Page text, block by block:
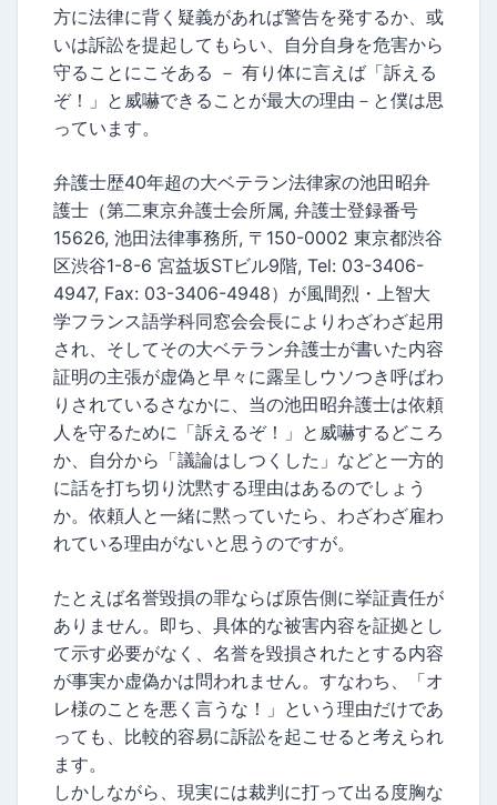
方に法律に背く疑義があれば警告を発するか、或
いは訴訟を提起してもらい、自分自身を危害から
守ることにこそある － 有り体に言えば「訴える
ぞ！」と威嚇できることが最大の理由－と僕は思
っています。
弁護士歴40年超の大ベテラン法律家の池田昭弁
護士（第二東京弁護士会所属, 弁護士登録番号
15626, 池田法律事務所, 〒150-0002 東京都渋谷
区渋谷1-8-6 宮益坂STビル9階, Tel: 03-3406-
4947, Fax: 03-3406-4948）が風間烈・上智大
学フランス語学科同窓会会長によりわざわざ起用
され、そしてその大ベテラン弁護士が書いた内容
証明の主張が虚偽と早々に露呈しウソつき呼ばわ
りされているさなかに、当の池田昭弁護士は依頼
人を守るために「訴えるぞ！」と威嚇するどころ
か、自分から「議論はしつくした」などと一方的
に話を打ち切り沈黙する理由はあるのでしょう
か。依頼人と一緒に黙っていたら、わざわざ雇わ
れている理由がないと思うのですが。
たとえば名誉毀損の罪ならば原告側に挙証責任が
ありません。即ち、具体的な被害内容を証拠とし
て示す必要がなく、名誉を毀損されたとする内容
が事実か虚偽かは問われません。すなわち、「オ
レ様のことを悪く言うな！」という理由だけであ
っても、比較的容易に訴訟を起こせると考えられ
ます。
しかしながら、現実には裁判に打って出る度胸な